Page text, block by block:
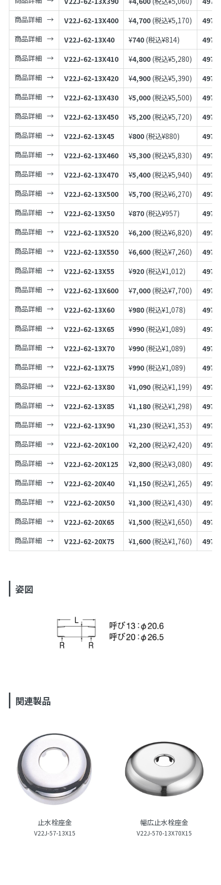
商品詳細
V22J-62-13X400 ¥4,700 (税込¥5,170)
商品詳細
V22J-62-13X40 ¥740 (税込¥814)
商品詳細
V22J-62-13X410 ¥4,800 (税込¥5,280)
商品詳細
V22J-62-13X420 ¥4,900 (税込¥5,390)
商品詳細
V22J-62-13X430 ¥5,000 (税込¥5,500)
商品詳細
V22J-62-13X450 ¥5,200 (税込¥5,720)
商品詳細
V22J-62-13X45 ¥800 (税込¥880)
商品詳細
V22J-62-13X460 ¥5,300 (税込¥5,830)
商品詳細
V22J-62-13X470 ¥5,400 (税込¥5,940)
商品詳細
V22J-62-13X500 ¥5,700 (税込¥6,270)
商品詳細
V22J-62-13X50 ¥870 (税込¥957)
商品詳細
V22J-62-13X520 ¥6,200 (税込¥6,820)
商品詳細
V22J-62-13X550 ¥6,600 (税込¥7,260)
商品詳細
V22J-62-13X55 ¥920 (税込¥1,012)
商品詳細
V22J-62-13X600 ¥7,000 (税込¥7,700)
商品詳細
V22J-62-13X60 ¥980 (税込¥1,078)
商品詳細
V22J-62-13X65 ¥990 (税込¥1,089)
商品詳細
V22J-62-13X70 ¥990 (税込¥1,089)
商品詳細
V22J-62-13X75 ¥990 (税込¥1,089)
商品詳細
V22J-62-13X80 ¥1,090 (税込¥1,199)
商品詳細
V22J-62-13X85 ¥1,180 (税込¥1,298)
商品詳細
V22J-62-13X90 ¥1,230 (税込¥1,353)
商品詳細
V22J-62-20X100 ¥2,200 (税込¥2,420)
商品詳細
V22J-62-20X125 ¥2,800 (税込¥3,080)
商品詳細
V22J-62-20X40 ¥1,150 (税込¥1,265)
商品詳細
V22J-62-20X50 ¥1,300 (税込¥1,430)
商品詳細
V22J-62-20X65 ¥1,500 (税込¥1,650)
商品詳細
V22J-62-20X75 ¥1,600 (税込¥1,760)
姿図
関連製品
止水栓座金
V22J-57-13X15
幅広止水栓座金
V22J-570-13X70X15